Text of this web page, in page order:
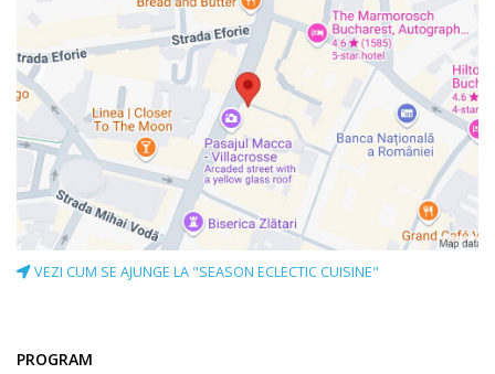
contemporană cu o atmosferă relaxată, unde fiecare detaliu
contribuie la o călătorie culinară unică.
VEZI CUM SE AJUNGE LA "SEASON ECLECTIC CUISINE"
PROGRAM